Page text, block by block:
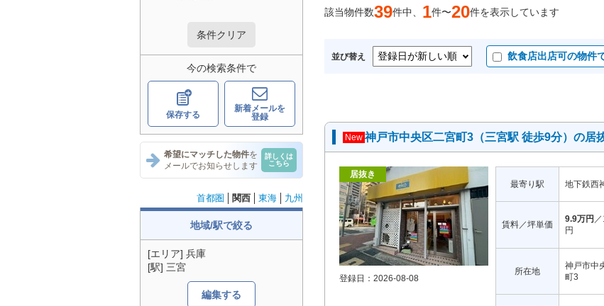
条件クリア
今の検索条件で
保存する
新着メールを
登録
希望にマッチした物件を
メールでお知らせします
詳しくは
こちら
首都圏 関西 東海 九州
地域/駅で絞る
[エリア] 兵庫
[駅] 三宮
編集する
該当物件数39件中、 1件〜20件を表示しています
並び替え 飲食店出店可の物件
New 神戸市中央区二宮町3（三宮駅 徒歩9分）の居
居抜き
登録日：2026-08-08
最寄り駅 地下鉄西
賃料／坪単価
9.9万円
円
所在地
神戸市中
町3